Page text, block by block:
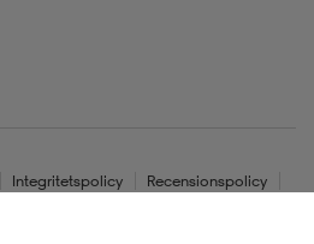
Integritetspolicy
Recensionspolicy